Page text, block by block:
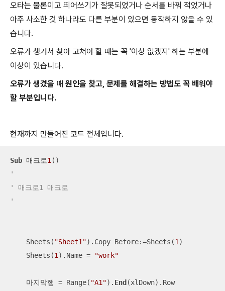
오타는 물론이고 띄어쓰기가 잘못되었거나 순서를 바꿔 적었거나
아주 사소한 것 하나라도 다른 부분이 있으면 동작하지 않을 수 있
습니다.
오류가 생겨서 찾아 고쳐야 할 때는 꼭 '이상 없겠지' 하는 부분에
이상이 있습니다.
오류가 생겼을 때 원인을 찾고, 문제를 해결하는 방법도 꼭 배워야
할 부분입니다.
현재까지 만들어진 코드 전체입니다.
Sub 매크로1
'
' 매크로1 매크로
'
    Sheets(
"Sheet1").Copy Before:=Sheets(1 )
    Sheets(
1 ).Name = "work"
    마지막행 = Range(
"A1"). End (xlDown).Row